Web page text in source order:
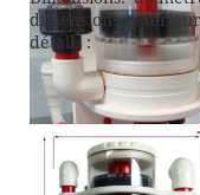
dimensions
détails :